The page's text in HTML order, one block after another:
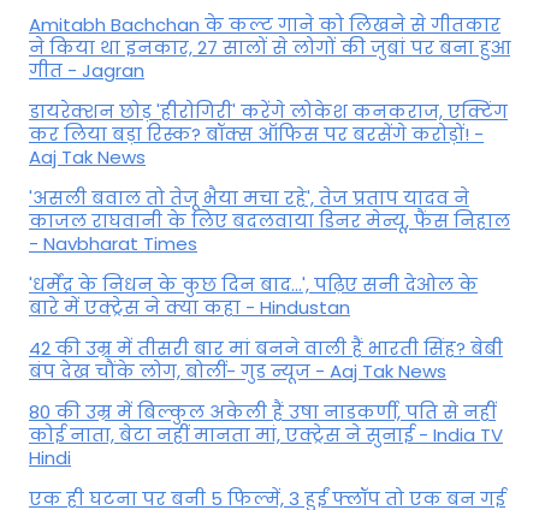
Amitabh Bachchan के कल्ट गाने को लिखने से गीतकार
ने किया था इनकार, 27 सालों से लोगों की जुबां पर बना हुआ
गीत - Jagran
डायरेक्शन छोड़ 'हीरोगिरी' करेंगे लोकेश कनकराज, एक्टिंग
कर लिया बड़ा रिस्क? बॉक्स ऑफिस पर बरसेंगे करोड़ों! -
Aaj Tak News
'असली बवाल तो तेजू भैया मचा रहे', तेज प्रताप यादव ने
काजल राघवानी के लिए बदलवाया डिनर मेन्यू, फैंस न‍िहाल
- Navbharat Times
'धर्मेंद्र के निधन के कुछ दिन बाद...', पढ़िए सनी देओल के
बारे में एक्ट्रेस ने क्या कहा - Hindustan
42 की उम्र में तीसरी बार मां बनने वाली हैं भारती सिंह? बेबी
बंप देख चौंके लोग, बोलीं- गुड न्यूज - Aaj Tak News
80 की उम्र में बिल्कुल अकेली हैं उषा नाडकर्णी, पति से नहीं
कोई नाता, बेटा नहीं मानता मां, एक्ट्रेस ने सुनाई - India TV
Hindi
एक ही घटना पर बनी 5 फिल्में, 3 हुईं फ्लॉप तो एक बन गई